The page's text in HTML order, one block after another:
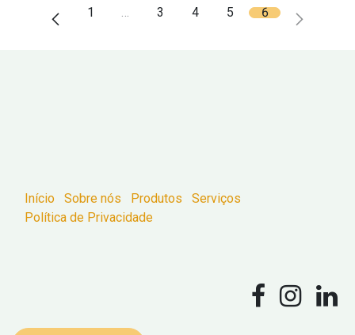
1 3 4 5 6
Início Sobre nós Produtos
Serviços
Política de Privacidade